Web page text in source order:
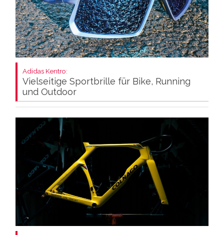
Adidas Kentro:
Vielseitige Sportbrille für Bike, Running
und Outdoor